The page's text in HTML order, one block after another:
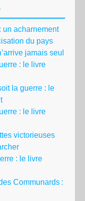
un acharnement
du pays
jamais seul
: le livre
la guerre : le
: le livre
victorieuses
: le livre
Communards :